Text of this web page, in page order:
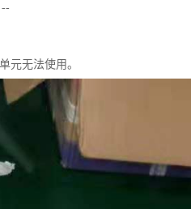
--
元无法使用。